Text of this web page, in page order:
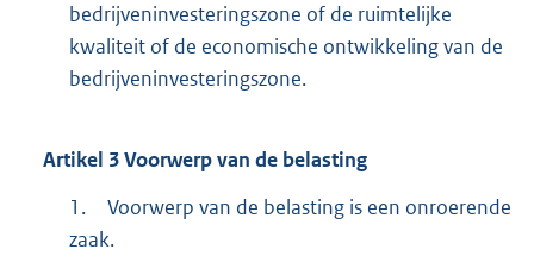
bedrijveninvesteringszone of de ruimtelijke
kwaliteit of de economische ontwikkeling van de
bedrijveninvesteringszone.
Artikel 3Voorwerp van de belasting
1.
Voorwerp van de belasting is een onroerende
zaak.